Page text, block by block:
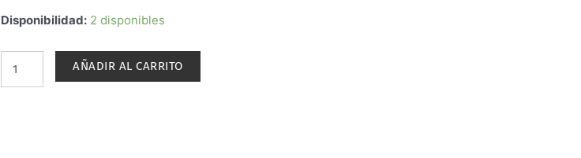
Disponibilidad: 2 disponibles
LLANTAS
1/10
AÑADIR AL CARRITO